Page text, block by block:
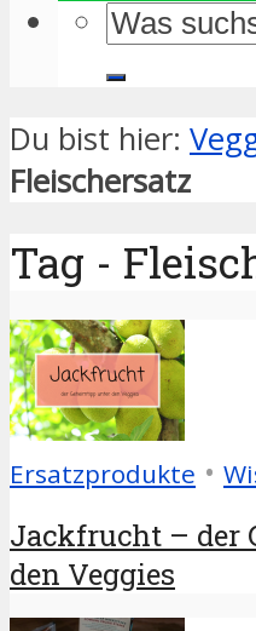
Du bist hier:
Fleischersatz
Tag -
Ersatzprodukte •
Jackfrucht – der
den Veggies